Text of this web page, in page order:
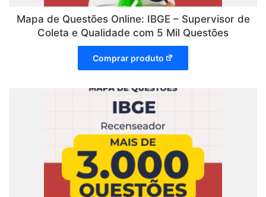
Mapa de Questões Online: IBGE – Supervisor de
Coleta e Qualidade com 5 Mil Questões
Comprar produto